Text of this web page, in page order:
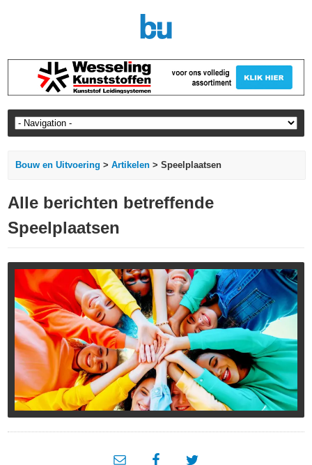
Bouw en Uitvoering >Artikelen > Speelplaatsen
Alle berichten betreffende
Speelplaatsen